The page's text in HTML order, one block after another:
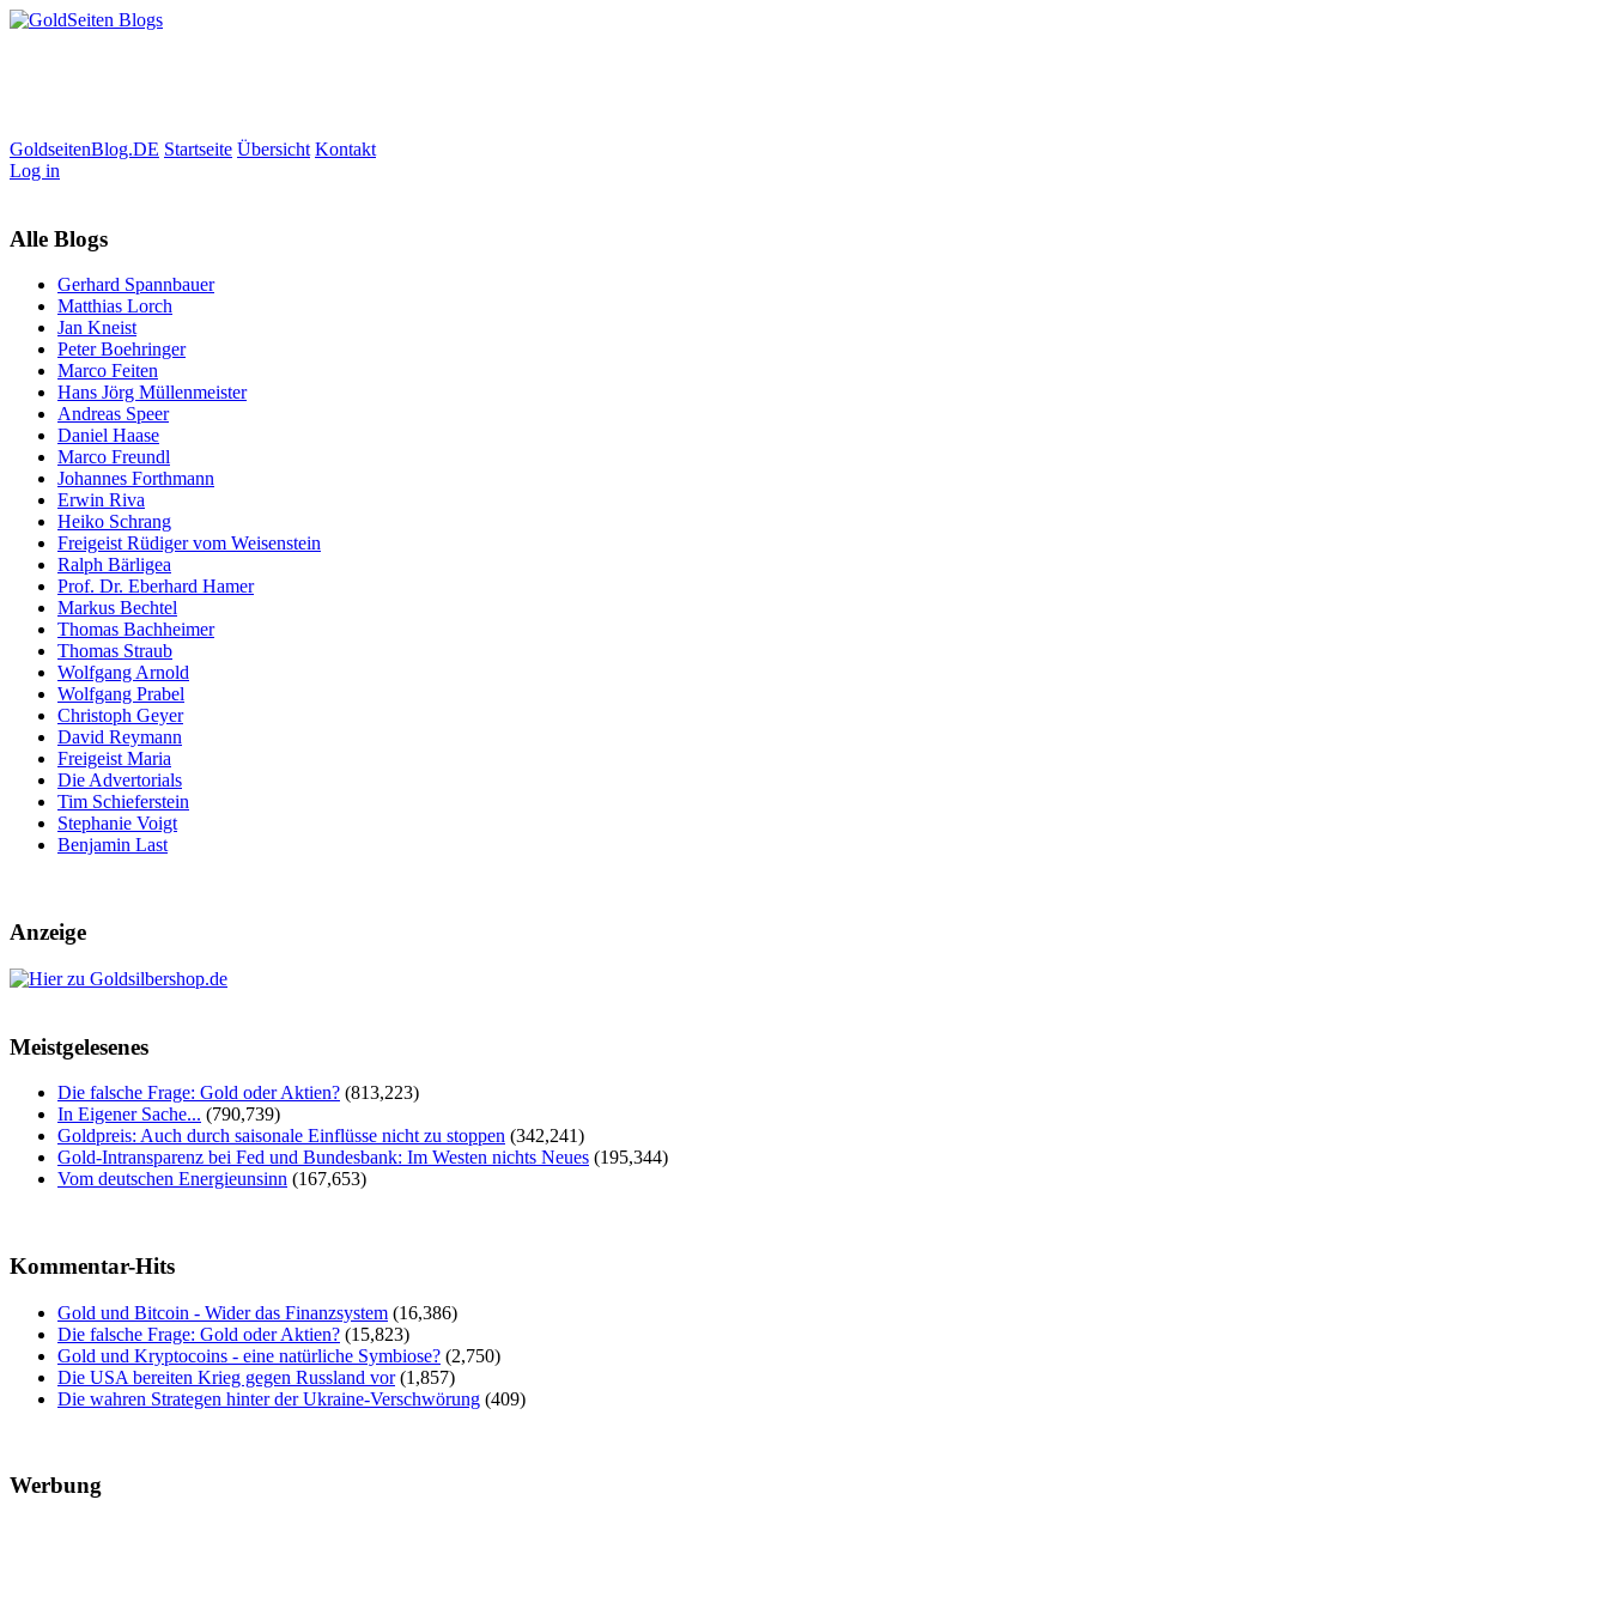
GoldseitenBlog.DE Startseite Übersicht Kontakt
Log in
Alle Blogs
Gerhard Spannbauer
Matthias Lorch
Jan Kneist
Peter Boehringer
Marco Feiten
Hans Jörg Müllenmeister
Andreas Speer
Daniel Haase
Marco Freundl
Johannes Forthmann
Erwin Riva
Heiko Schrang
Freigeist Rüdiger vom Weisenstein
Ralph Bärligea
Prof. Dr. Eberhard Hamer
Markus Bechtel
Thomas Bachheimer
Thomas Straub
Wolfgang Arnold
Wolfgang Prabel
Christoph Geyer
David Reymann
Freigeist Maria
Die Advertorials
Tim Schieferstein
Stephanie Voigt
Benjamin Last
Anzeige
Meistgelesenes
Die falsche Frage: Gold oder Aktien? (813,223)
In Eigener Sache... (790,739)
Goldpreis: Auch durch saisonale Einflüsse nicht zu stoppen (342,241)
Gold-Intransparenz bei Fed und Bundesbank: Im Westen nichts Neues (195,344)
Vom deutschen Energieunsinn (167,653)
Kommentar-Hits
Gold und Bitcoin - Wider das Finanzsystem (16,386)
Die falsche Frage: Gold oder Aktien? (15,823)
Gold und Kryptocoins - eine natürliche Symbiose? (2,750)
Die USA bereiten Krieg gegen Russland vor (1,857)
Die wahren Strategen hinter der Ukraine-Verschwörung (409)
Werbung